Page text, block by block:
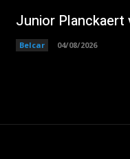
Junior Planckaert
Belcar 04/08/2026